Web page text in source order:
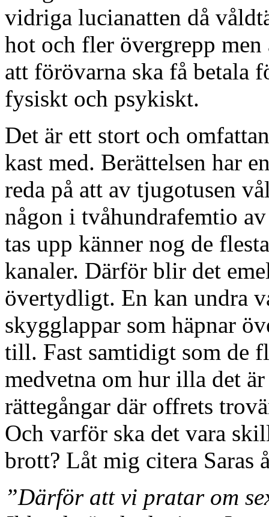
vidriga lucianatten då
hot och fler övergrepp
att förövarna ska få betala
fysiskt och psykiskt.
Det är ett stort och
kast med. Berättelsen har
reda på att av tjugotusen
någon i tvåhundrafemtio
tas upp känner nog de
kanaler. Därför blir det
övertydligt. En kan undra
skygglappar som häpnar
till. Fast samtidigt som de
medvetna om hur illa det
rättegångar där offrets
Och varför ska det vara
brott? Låt mig citera Saras
”Därför att vi pratar om